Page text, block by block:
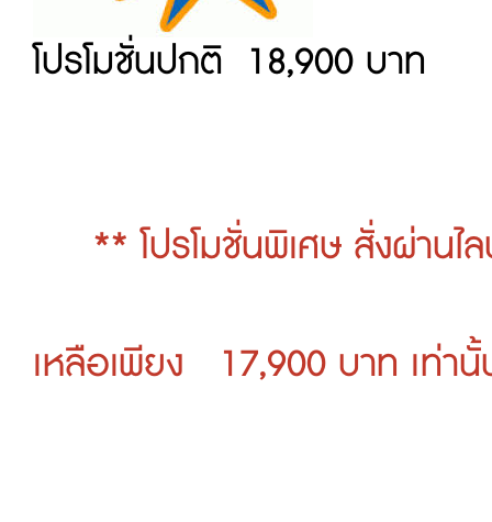
โปรโมชั่นปกติ 18,900 บาท
** โปรโมชั่นพิเศษ สั่งผ่าน
เหลือเพียง 17,900 บาท เท่า